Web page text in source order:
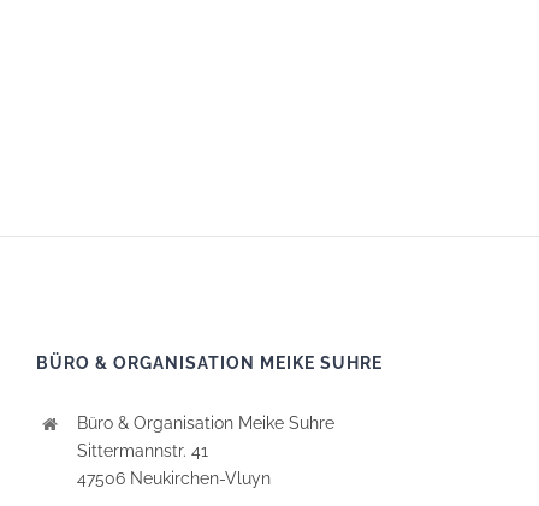
BÜRO & ORGANISATION MEIKE SUHRE
Büro & Organisation Meike Suhre
Sittermannstr. 41
47506 Neukirchen-Vluyn